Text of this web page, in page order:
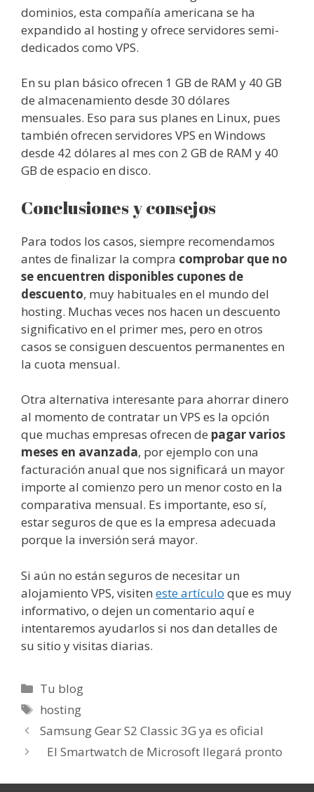
dominios, esta compañía americana se ha
expandido al hosting y ofrece servidores semi-
dedicados como VPS.
En su plan básico ofrecen 1 GB de RAM y 40 GB
de almacenamiento desde 30 dólares
mensuales. Eso para sus planes en Linux, pues
también ofrecen servidores VPS en Windows
desde 42 dólares al mes con 2 GB de RAM y 40
GB de espacio en disco.
Conclusiones y consejos
Para todos los casos, siempre recomendamos
antes de finalizar la compra comprobar que no
se encuentren disponibles cupones de
descuento, muy habituales en el mundo del
hosting. Muchas veces nos hacen un descuento
significativo en el primer mes, pero en otros
casos se consiguen descuentos permanentes en
la cuota mensual.
Otra alternativa interesante para ahorrar dinero
al momento de contratar un VPS es la opción
que muchas empresas ofrecen de pagar varios
meses en avanzada, por ejemplo con una
facturación anual que nos significará un mayor
importe al comienzo pero un menor costo en la
comparativa mensual. Es importante, eso sí,
estar seguros de que es la empresa adecuada
porque la inversión será mayor.
Si aún no están seguros de necesitar un
alojamiento VPS, visiten este artículo que es muy
informativo, o dejen un comentario aquí e
intentaremos ayudarlos si nos dan detalles de
su sitio y visitas diarias.
Categorías
Tu blog
Etiquetas
hosting
Samsung Gear S2 Classic 3G ya es oficial
El Smartwatch de Microsoft llegará pronto